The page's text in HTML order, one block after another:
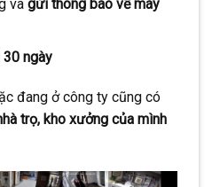
và gửi thông báo về máy
ngày
đang ở công ty cũng có
trọ, kho xưởng của mình